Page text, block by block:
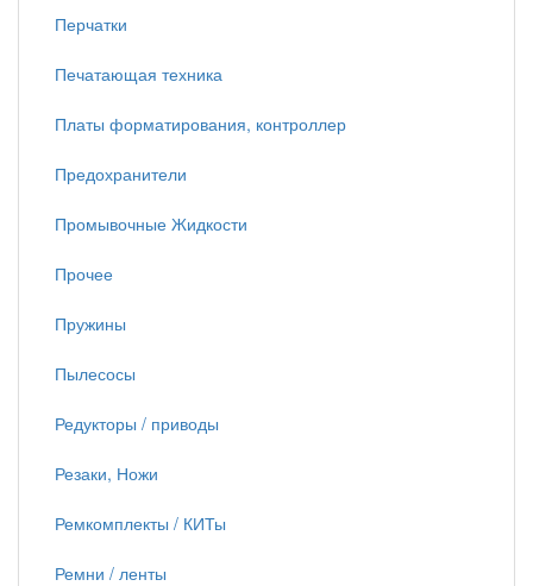
Перчатки
Печатающая техника
Платы форматирования, контроллер
Предохранители
Промывочные Жидкости
Прочее
Пружины
Пылесосы
Редукторы / приводы
Резаки, Ножи
Ремкомплекты / КИТы
Ремни / ленты